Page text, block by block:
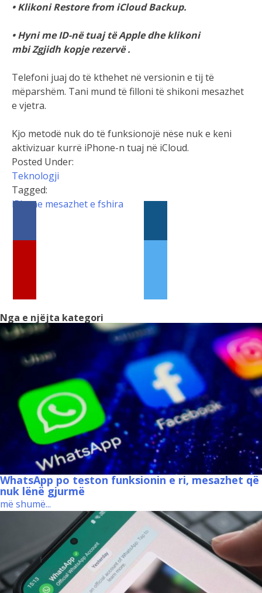
• Klikoni Restore from iCloud Backup.
• Hyni me ID-në tuaj të Apple dhe klikoni
mbi Zgjidh kopje rezervë .
Telefoni juaj do të kthehet në versionin e tij të
mëparshëm. Tani mund të filloni të shikoni mesazhet
e vjetra.
Kjo metodë nuk do të funksionojë nëse nuk e keni
aktivizuar kurrë iPhone-n tuaj në iCloud.
Posted Under:
Teknologji
Tagged:
iPhone mesazhet e fshira
Nga e njëjta kategori
WhatsApp po teston funksionin e ri, mesazhet që
nuk lënë gjurmë
më shumë...